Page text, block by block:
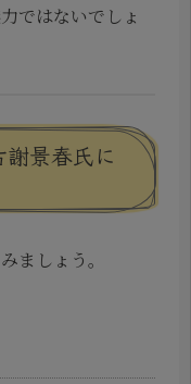
ではないでしょ
景春氏に
ましょう。